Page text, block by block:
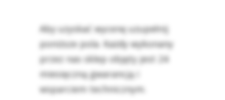
BUDOWA STRON
WORDPRESS
sklepy
Aby uzyskać wycenę uzupełnij
poniższe pola. Każdy wykonany
przez nas sklep objęty jest 24
miesięczną gwarancją i
wsparciem technicznym.